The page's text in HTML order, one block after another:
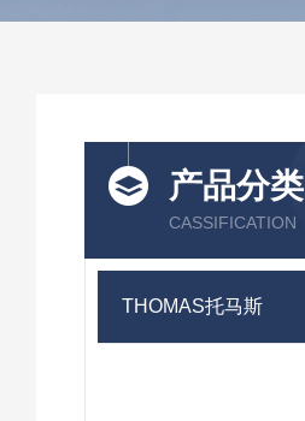
产品分类
CASSIFICATION
THOMAS托马斯